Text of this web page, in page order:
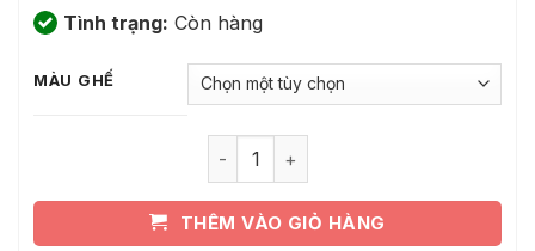
là:
2.100.000₫.
Tình trạng: Còn hàng
MÀU GHẾ
Ghế Nhựa Đúc Chân Sắt Xoay LAI71
THÊM VÀO GIỎ HÀNG